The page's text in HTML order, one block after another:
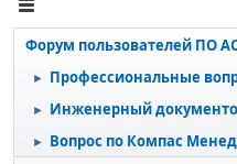
Форум пользователей ПО
► Профессиональные
► Инженерный
► Вопрос по Компас